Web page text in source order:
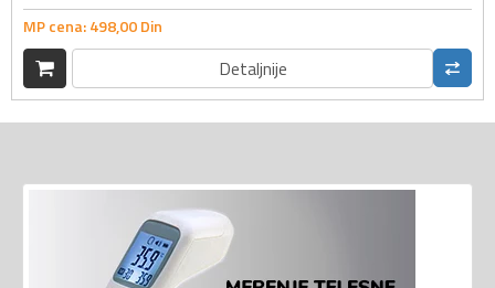
MP cena:498,00Din
Detaljnije